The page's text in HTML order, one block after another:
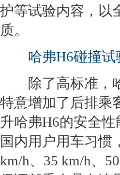
护等试验内容，以
质。
哈弗H6碰撞试
除了高标准，
特意增加了后排乘
升哈弗H6的安全
国内用户用车习惯
km/h、35 km/h、